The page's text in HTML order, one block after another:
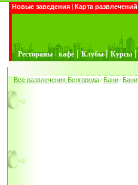
Новые заведения | Карта развлечений
Рестораны - кафе | Клубы | Курсы |
Все развлечения Белгорода / Бани / Бани